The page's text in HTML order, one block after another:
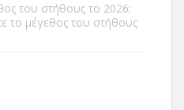
του στήθους το 2026;
το μέγεθος του στήθους